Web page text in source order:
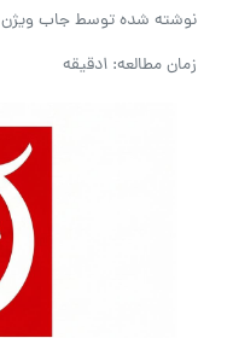
نوشته شده توسطجاب ویژن
زمان مطالعه: 1دقیقه